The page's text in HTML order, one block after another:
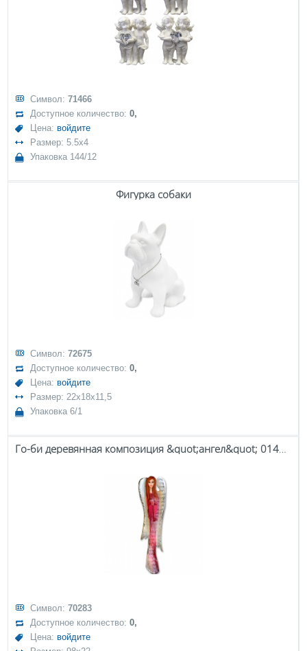
Символ:71466
Доступное количество:0,
Цена: войдите
Размер: 5.5x4
Упаковка 144/12
Фигурка собаки
Символ:72675
Доступное количество:0,
Цена: войдите
Размер: 22x18x11,5
Упаковка 6/1
Го-би деревянная композиция &quot;ангел&quot; 01422
Символ:70283
Доступное количество:0,
Цена: войдите